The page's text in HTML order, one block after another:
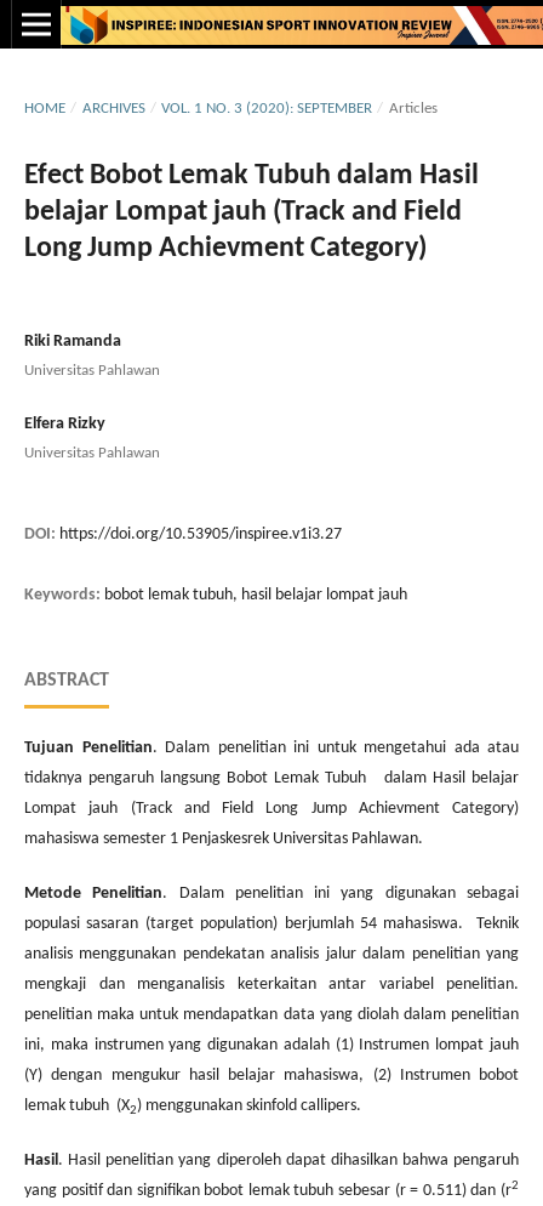
HOME / ARCHIVES / VOL. 1 NO. 3 (2020): SEPTEMBER / Articles
Efect Bobot Lemak Tubuh dalam Hasil
belajar Lompat jauh (Track and Field
Long Jump Achievment Category)
Riki Ramanda
Universitas Pahlawan
Elfera Rizky
Universitas Pahlawan
DOI: https://doi.org/10.53905/inspiree.v1i3.27
Keywords: bobot lemak tubuh, hasil belajar lompat jauh
ABSTRACT
Tujuan Penelitian. Dalam penelitian ini untuk mengetahui ada atau
tidaknya pengaruh langsung Bobot Lemak Tubuh dalam Hasil belajar
Lompat jauh (Track and Field Long Jump Achievment Category)
mahasiswa semester 1 Penjaskesrek Universitas Pahlawan.
Metode Penelitian. Dalam penelitian ini yang digunakan sebagai
populasi sasaran (target population) berjumlah 54 mahasiswa. Teknik
analisis menggunakan pendekatan analisis jalur dalam penelitian yang
mengkaji dan menganalisis keterkaitan antar variabel penelitian.
penelitian maka untuk mendapatkan data yang diolah dalam penelitian
ini, maka instrumen yang digunakan adalah (1) Instrumen lompat jauh
(Y) dengan mengukur hasil belajar mahasiswa, (2) Instrumen bobot
lemak tubuh (X2) menggunakan skinfold callipers.
Hasil . Hasil penelitian yang diperoleh dapat dihasilkan bahwa pengaruh
yang positif dan signifikan bobot lemak tubuh sebesar (r = 0.511) dan (r2